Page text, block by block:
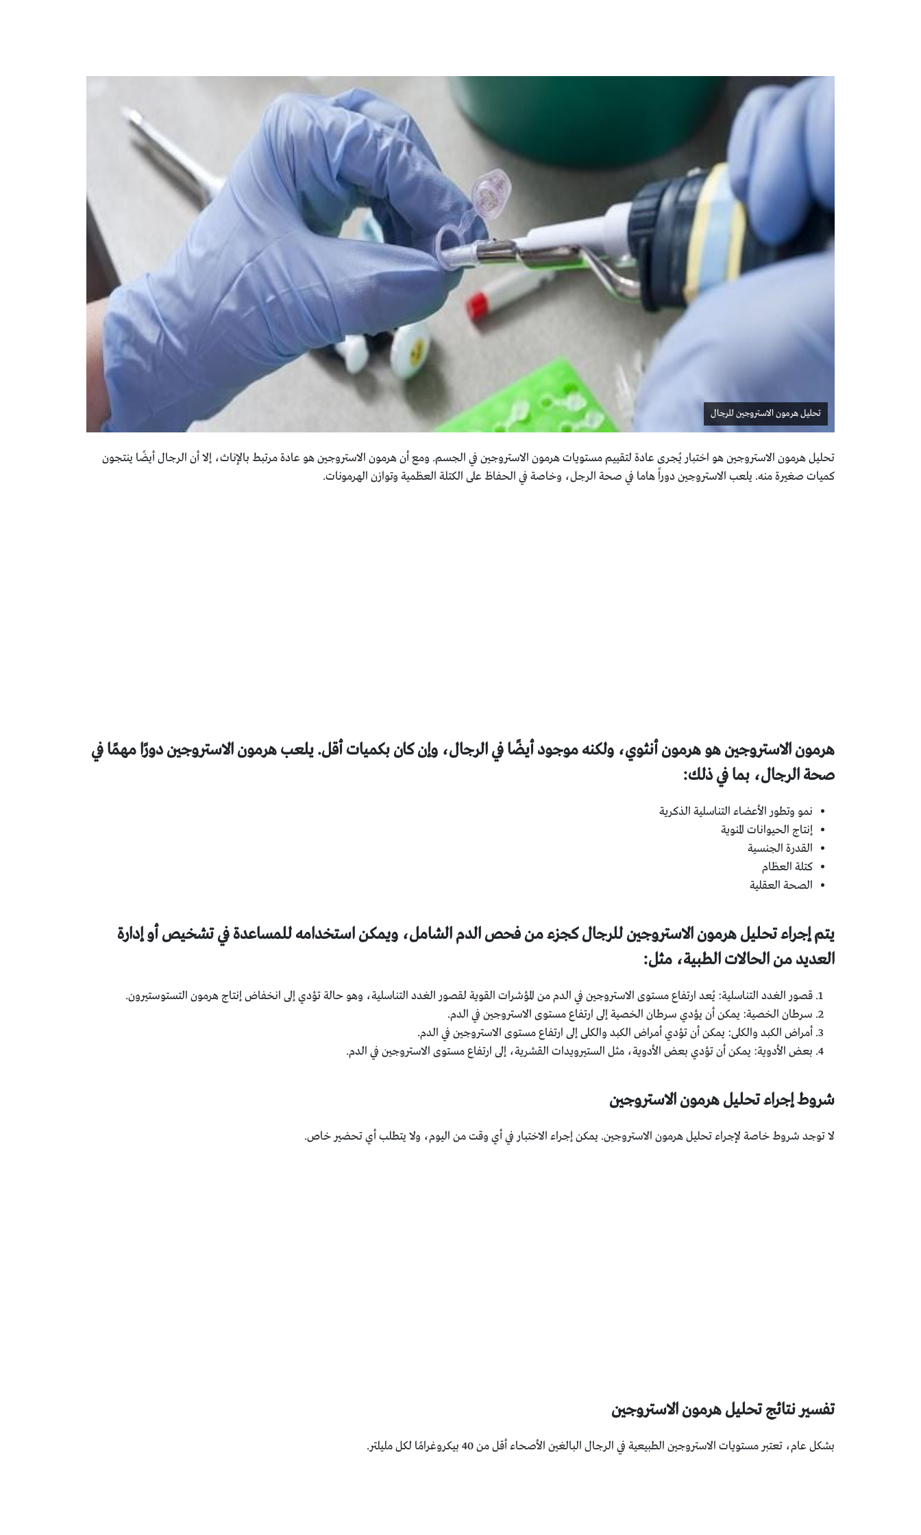
تحليل هرمون الاستروجين للرجال
تحليل هرمون الاستروجين هو اختبار يُجرى عادة لتقييم مستويات هرمون الاستروجين في الجسم. ومع أن هرمون الاستروجين هو عادة مرتبط بالإناث، إلا أن الرجال أيضًا ينتجون
كميات صغيرة منه. يلعب الاستروجين دوراً هاما في صحة الرجل، وخاصة في الحفاظ على الكتلة العظمية وتوازن الهرمونات.
هرمون الاستروجين هو هرمون أنثوي، ولكنه موجود أيضًا في الرجال، وإن كان بكميات أقل. يلعب هرمون الاستروجين دورًا مهمًا في
صحة الرجال، بما في ذلك:
نمو وتطور الأعضاء التناسلية الذكرية
إنتاج الحيوانات المنوية
القدرة الجنسية
كتلة العظام
الصحة العقلية
يتم إجراء تحليل هرمون الاستروجين للرجال كجزء من فحص الدم الشامل، ويمكن استخدامه للمساعدة في تشخيص أو إدارة
العديد من الحالات الطبية، مثل:
قصور الغدد التناسلية: يُعد ارتفاع مستوى الاستروجين في الدم من المؤشرات القوية لقصور الغدد التناسلية، وهو حالة تؤدي إلى انخفاض إنتاج هرمون التستوستيرون.
سرطان الخصية: يمكن أن يؤدي سرطان الخصية إلى ارتفاع مستوى الاستروجين في الدم.
أمراض الكبد والكلى: يمكن أن تؤدي أمراض الكبد والكلى إلى ارتفاع مستوى الاستروجين في الدم.
بعض الأدوية: يمكن أن تؤدي بعض الأدوية، مثل الستيرويدات القشرية، إلى ارتفاع مستوى الاستروجين في الدم.
شروط إجراء تحليل هرمون الاستروجين
لا توجد شروط خاصة لإجراء تحليل هرمون الاستروجين. يمكن إجراء الاختبار في أي وقت من اليوم، ولا يتطلب أي تحضير خاص.
تفسير نتائج تحليل هرمون الاستروجين
بشكل عام، تعتبر مستويات الاستروجين الطبيعية في الرجال البالغين الأصحاء أقل من 40 بيكروغرامًا لكل مليلتر.